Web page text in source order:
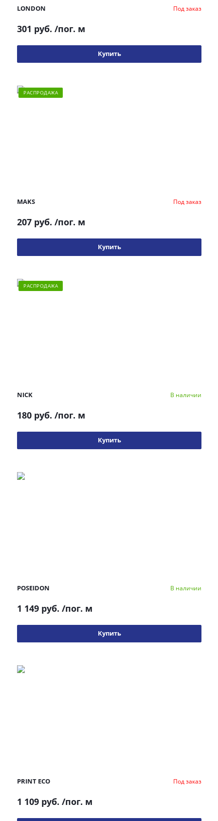
LONDON Под заказ
301 руб. /пог. м
Купить
РАСПРОДАЖА
MAKS Под заказ
207 руб. /пог. м
Купить
РАСПРОДАЖА
NICK В наличии
180 руб. /пог. м
Купить
POSEIDON В наличии
1 149 руб. /пог. м
Купить
PRINT ECO Под заказ
1 109 руб. /пог. м